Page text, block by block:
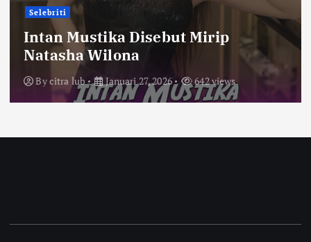
Selebriti
Intan Mustika Disebut Mirip
Natasha Wilona
Bycitra lub Januari 27, 2026 642 views